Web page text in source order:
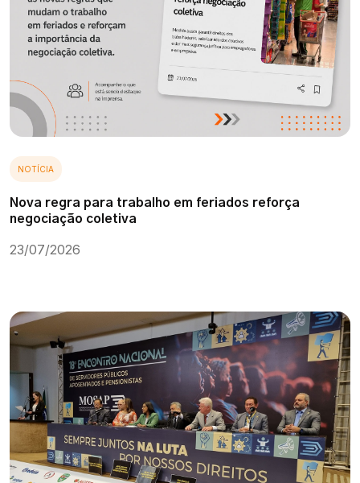
NOTÍCIA
Nova regra para trabalho em feriados reforça
negociação coletiva
23/07/2026